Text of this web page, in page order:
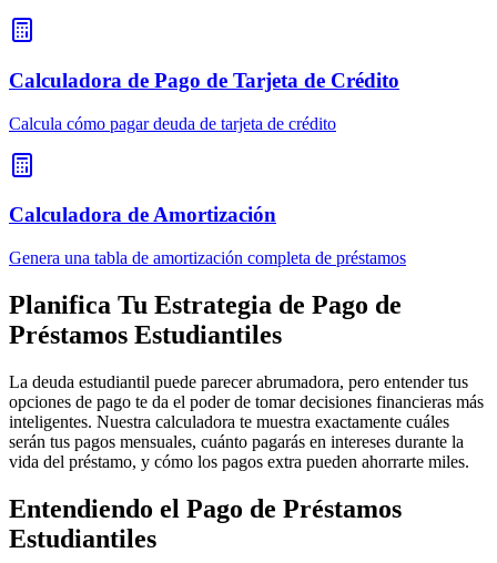
Calculadora de Pago de Tarjeta de Crédito
Calcula cómo pagar deuda de tarjeta de crédito
Calculadora de Amortización
Genera una tabla de amortización completa de préstamos
Planifica Tu Estrategia de Pago de
Préstamos Estudiantiles
La deuda estudiantil puede parecer abrumadora, pero entender tus
opciones de pago te da el poder de tomar decisiones financieras más
inteligentes. Nuestra calculadora te muestra exactamente cuáles
serán tus pagos mensuales, cuánto pagarás en intereses durante la
vida del préstamo, y cómo los pagos extra pueden ahorrarte miles.
Entendiendo el Pago de Préstamos
Estudiantiles